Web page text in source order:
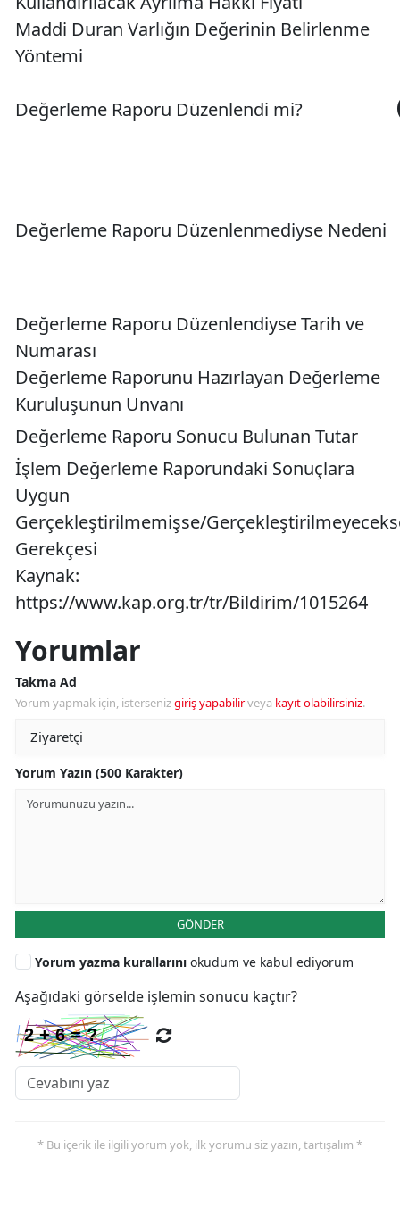
Maddi Duran Varlığın Değerinin Belirlenme
Yöntemi
Değerleme Raporu Düzenlendi mi?
Değerleme Raporu Düzenlenmediyse Nedeni
Değerleme Raporu Düzenlendiyse Tarih ve
Numarası
Değerleme Raporunu Hazırlayan Değerleme
Kuruluşunun Unvanı
Değerleme Raporu Sonucu Bulunan Tutar
İşlem Değerleme Raporundaki Sonuçlara
Uygun
Gerçekleştirilmemişse/
Gerekçesi
Kaynak:
https://www.kap.org.tr/tr/Bildirim/1015264
Yorumlar
Takma Ad
Yorum yapmak için, istersenizgiriş yapabilirveya kayıt olabilirsiniz.
Yorum Yazın (500 Karakter)
GÖNDER
Yorum yazma kurallarını okudum ve kabul ediyorum
Aşağıdaki görselde işlemin sonucu kaçtır?
* Bu içerik ile ilgili yorum yok, ilk yorumu siz yazın, tartışalım *